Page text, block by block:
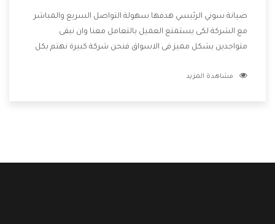
صيانة سوني الرئيسي هدفها سهولة التواصل السريع والمباشر
مع الشركة لكى يستمتع العميل بالتعامل معنا وان نبقى
متواجدين بشكل مميز فى الاسواق فنحن شركة كبيرة نهتم بكل
الشركة بها والتى تكون منها خدمة الصيانة التى تكون من أهم
مشاهدة المزيد